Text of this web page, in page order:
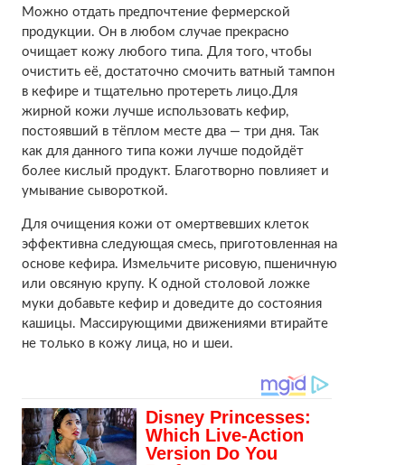
Можно отдать предпочтение фермерской
продукции. Он в любом случае прекрасно
очищает кожу любого типа. Для того, чтобы
очистить её, достаточно смочить ватный тампон
в кефире и тщательно протереть лицо.Для
жирной кожи лучше использовать кефир,
постоявший в тёплом месте два — три дня. Так
как для данного типа кожи лучше подойдёт
более кислый продукт. Благотворно повлияет и
умывание сывороткой.
Для очищения кожи от омертвевших клеток
эффективна следующая смесь, приготовленная на
основе кефира. Измельчите рисовую, пшеничную
или овсяную крупу. К одной столовой ложке
муки добавьте кефир и доведите до состояния
кашицы. Массирующими движениями втирайте
не только в кожу лица, но и шеи.